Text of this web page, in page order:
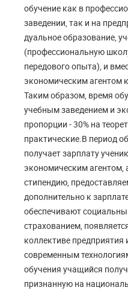
обучение как в
заведении, так и на
дуальное образование,
(профессиональную
передового опыта), и
экономическим агентом
Таким образом, время
учебным заведением и
пропорции - 30% на
практические.В период
получает зарплату
экономическим
стипендию,
дополнительно к
обеспечивают
страхованием,
коллективе предприятия
современным
обучения учащийся
признанную на